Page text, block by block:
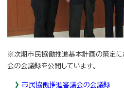
※次期市民協働推進基本計画の策定に
会の会議録を公開しています。
市民協働推進審議会の会議録